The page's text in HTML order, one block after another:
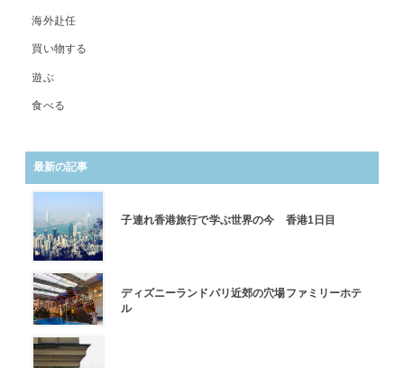
海外赴任
買い物する
遊ぶ
食べる
最新の記事
子連れ香港旅行で学ぶ世界の今 香港1日目
ディズニーランドパリ近郊の穴場ファミリーホテ
ル